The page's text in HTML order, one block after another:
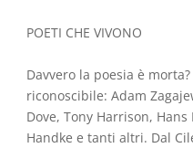
POETI CHE VIVONO
Davvero la poesia è
riconoscibile: Adam
Dove, Tony Harrison,
Handke e tanti altri. Dal